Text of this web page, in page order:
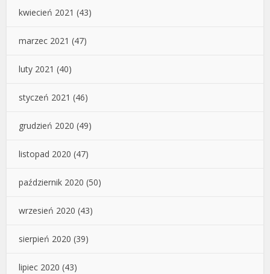
kwiecień 2021 (43)
marzec 2021 (47)
luty 2021 (40)
styczeń 2021 (46)
grudzień 2020 (49)
listopad 2020 (47)
październik 2020 (50)
wrzesień 2020 (43)
sierpień 2020 (39)
lipiec 2020 (43)